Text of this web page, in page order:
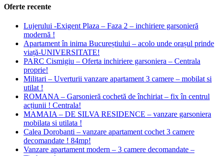
Oferte recente
Lujerului -Exigent Plaza – Faza 2 – inchiriere garsonieră
modernă !
Apartament în inima Bucureștiului – acolo unde orașul prinde
viață-UNIVERSITATE!
PARC Cismigiu – Oferta inchiriere garsoniera – Centrala
proprie!
Militari – Uverturii vanzare apartament 3 camere – mobilat si
utilat !
ROMANA – Garsonieră cochetă de închiriat – fix în centrul
acțiunii ! Centrala!
MAMAIA – DE SILVA RESIDENCE – vanzare garsoniera
mobilata si utilata !
Calea Dorobanti – vanzare apartament cochet 3 camere
decomandate ! 84mp!
Vanzare apartament modern – 3 camere decomandate –